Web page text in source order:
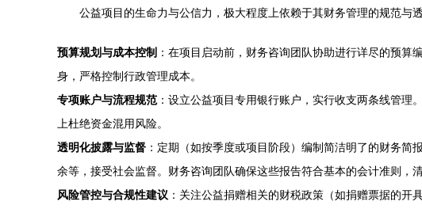
公益项目的生命力与公信力，极大程度上依赖于其财务管理的规范与
预算规划与成本控制 ：在项目启动前，财务咨询团队协助进行详尽的预
身，严格控制行政管理成本。
专项账户与流程规范 ：设立公益项目专用银行账户，实行收支两条线管
上杜绝资金混用风险。
透明化披露与监督 ：定期（如按季度或项目阶段）编制简洁明了的财务
余等，接受社会监督。财务咨询团队确保这些报告符合基本的会计准则，清
风险管控与合规性建议 ：关注公益捐赠相关的财税政策（如捐赠票据的